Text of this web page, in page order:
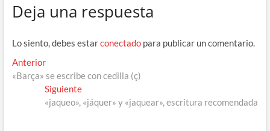
b
o
k
gr
m
ds
p
ti
Deja una respuesta
Lo siento, debes estarconectadopara publicar un comentario.
Navegación
de
entradas
AnteriorEntrada
anterior:
«Barça» se escribe con cedilla (ç)
SiguienteEntrada
siguiente:
«jaqueo», «jáquer» y «jaquear», escritura recomendada